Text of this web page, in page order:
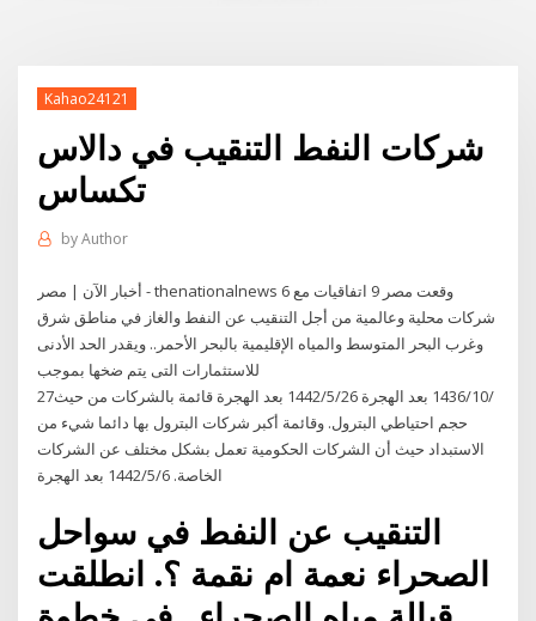
Kahao24121
شركات النفط التنقيب في دالاس
تكساس
byAuthor
أخبار الآن | مصر - thenationalnews وقعت مصر 9 اتفاقيات مع 6
شركات محلية وعالمية من أجل التنقيب عن النفط والغاز في مناطق شرق
وغرب البحر المتوسط والمياه الإقليمية بالبحر الأحمر.. ويقدر الحد الأدنى
للاستثمارات التى يتم ضخها بموجب
27‏‏/10‏‏/1436 بعد الهجرة 26‏‏/5‏‏/1442 بعد الهجرة قائمة بالشركات من حيث
حجم احتياطي البترول. وقائمة أكبر شركات البترول بها دائما شيء من
الاستبداد حيث أن الشركات الحكومية تعمل بشكل مختلف عن الشركات
الخاصة. 6‏‏/5‏‏/1442 بعد الهجرة
التنقيب عن النفط في سواحل
الصحراء نعمة ام نقمة ؟. انطلقت